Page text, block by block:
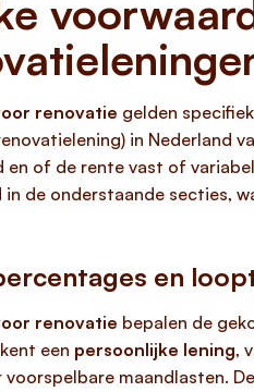
renovatie gelden
in Nederland
en of de rente vast of
in de onderstaande secties,
en
renovatie bepalen de
een persoonlijke lening,
maandlasten.